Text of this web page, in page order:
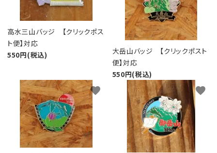
高水三山バッジ 【クリックポス
ト便】対応
550円(税込)
大岳山バッジ 【クリックポスト
便】対応
550円(税込)
favorite favorite